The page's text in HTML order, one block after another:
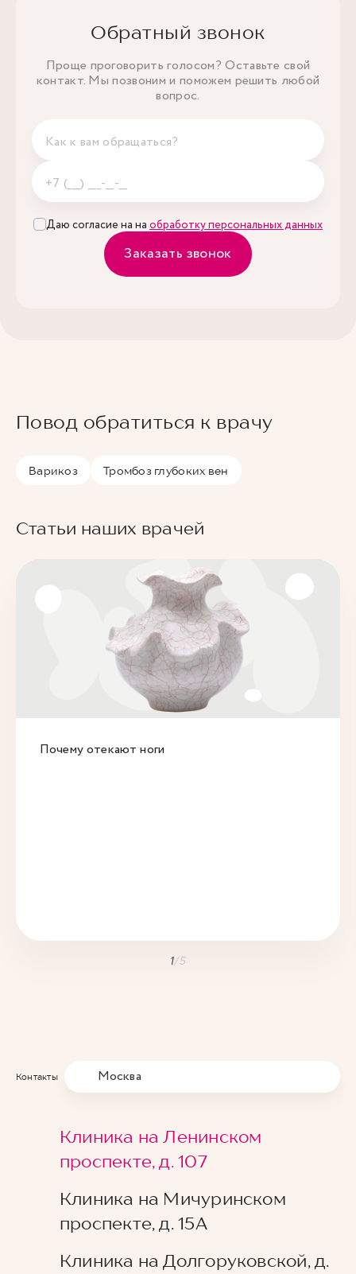
Обратный звонок
Проще проговорить голосом? Оставьте свой
контакт. Мы позвоним и поможем решить любой
вопрос.
Даю согласие на на обработку персональных данных
Заказать звонок
Повод обратиться к врачу
Варикоз Тромбоз глубоких вен
Статьи наших врачей
Почему отекают ноги
1/5
Контакты Москва
Клиника на Ленинском
проспекте, д. 107
Клиника на Мичуринском
проспекте, д. 15А
Клиника на Долгоруковской, д.